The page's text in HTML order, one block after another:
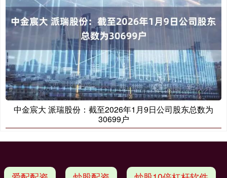
中金宸大 派瑞股份：截至2026年1月9日公司股东总数为
30699户